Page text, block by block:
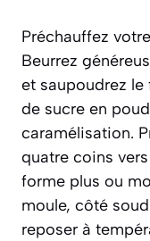
Préchauffez
Beurrez
et saupoudrez
de sucre en
caramélisation.
quatre coins
forme plus ou
moule, côté
reposer à